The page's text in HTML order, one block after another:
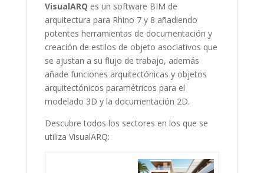
VisualARQ es un software BIM de
arquitectura para Rhino 7 y 8 añadiendo
potentes herramientas de documentación y
creación de estilos de objeto asociativos que
se ajustan a su flujo de trabajo, además
añade funciones arquitectónicas y objetos
arquitectónicos paramétricos para el
modelado 3D y la documentación 2D.
Descubre todos los sectores en los que se
utiliza VisualARQ: